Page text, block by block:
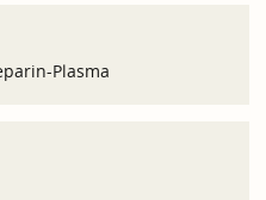
Plasma